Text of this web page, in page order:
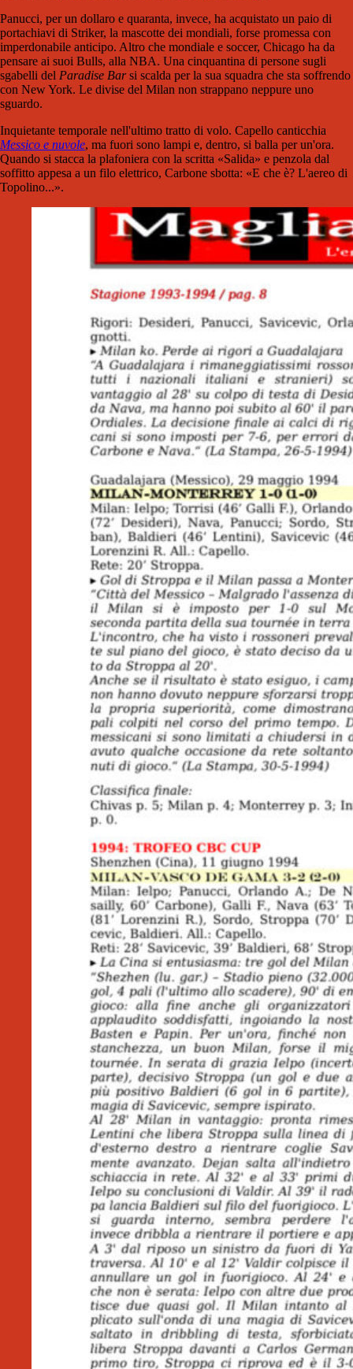
Panucci, per un dollaro e quaranta, invece, ha acquistato un paio di
portachiavi di Striker, la mascotte dei mondiali, forse promessa con
imperdonabile anticipo. Altro che mondiale e soccer, Chicago ha da
pensare ai suoi Bulls, alla NBA. Una cinquantina di persone sugli
sgabelli del Paradise Barsi scalda per la sua squadra che sta soffrendo
con New York. Le divise del Milan non strappano neppure uno
sguardo.
Inquietante temporale nell'ultimo tratto di volo. Capello canticchia
Messico e nuvole, ma fuori sono lampi e, dentro, si balla per un'ora.
Quando si stacca la plafoniera con la scritta «Salida» e penzola dal
soffitto appesa a un filo elettrico, Carbone sbotta: «E che è? L'aereo di
Topolino...».